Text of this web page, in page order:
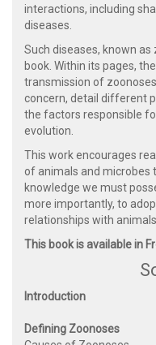
interactions, including
diseases.
Such diseases, known
book. Within its pages,
transmission of
concern, detail different
the factors responsible
evolution.
This work encourages
of animals and microbes
knowledge we must
more importantly, to
relationships with
This book is available in
Introduction
Defining Zoonoses